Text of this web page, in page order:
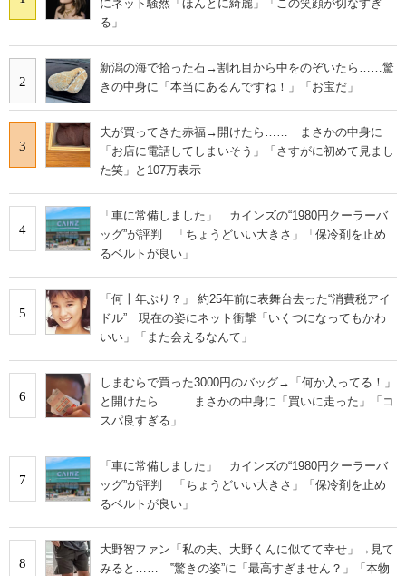
にネット騒然「ほんとに綺麗」「この笑顔が切なすぎ
る」
2
新潟の海で拾った石→割れ目から中をのぞいたら……驚
きの中身に「本当にあるんですね！」「お宝だ」
3
夫が買ってきた赤福→開けたら…… まさかの中身に
「お店に電話してしまいそう」「さすがに初めて見まし
た笑」と107万表示
4
「車に常備しました」 カインズの“1980円クーラーバ
ッグ”が評判 「ちょうどいい大きさ」「保冷剤を止め
るベルトが良い」
5
「何十年ぶり？」 約25年前に表舞台去った“消費税アイ
ドル” 現在の姿にネット衝撃「いくつになってもかわ
いい」「また会えるなんて」
6
しまむらで買った3000円のバッグ→「何か入ってる！」
と開けたら…… まさかの中身に「買いに走った」「コ
スパ良すぎる」
7
「車に常備しました」 カインズの“1980円クーラーバ
ッグ”が評判 「ちょうどいい大きさ」「保冷剤を止め
るベルトが良い」
8
大野智ファン「私の夫、大野くんに似てて幸せ」→見て
みると…… ‟驚きの姿”に「最高すぎません？」「本物